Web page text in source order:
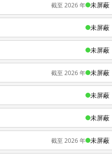
截至 2026 年 未屏蔽
未屏蔽
未屏蔽
截至 2026 年 未屏蔽
未屏蔽
未屏蔽
截至 2026 年 未屏蔽